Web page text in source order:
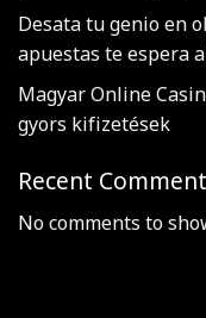
Desata tu genio en
apuestas te espera
Magyar Online
gyors kifizetések
Recent
No comments to